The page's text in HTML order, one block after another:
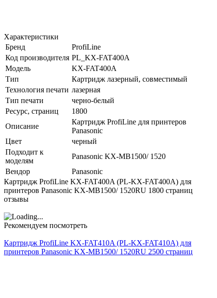
Характеристики
Бренд
ProfiLine
Код производителя PL_KX-FAT400A
Модель
KX-FAT400A
Тип
Картридж лазерный, совместимый
Технология печати лазерная
Тип печати
черно-белый
Ресурс, страниц
1800
Описание
Картридж ProfiLine для принтеров
Panasonic
Цвет
черный
Подходит к
моделям
Panasonic KX-MB1500/ 1520
Вендор
Panasonic
Картридж ProfiLine KX-FAT400A (PL-KX-FAT400A) для
принтеров Panasonic KX-MB1500/ 1520RU 1800 страниц
отзывы
Рекомендуем посмотреть
Картридж ProfiLine KX-FAT410A (PL-KX-FAT410A) для
принтеров Panasonic KX-MB1500/ 1520RU 2500 страниц